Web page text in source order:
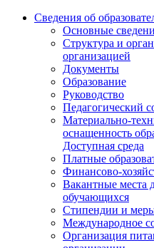
Сведения об
Основные
Структура и
организацией
Документы
Образование
Руководство
Педагогический
Материально-
оснащенность
Доступная среда
Платные
Финансово-
Вакантные места
обучающихся
Стипендии и
Международное
Организация